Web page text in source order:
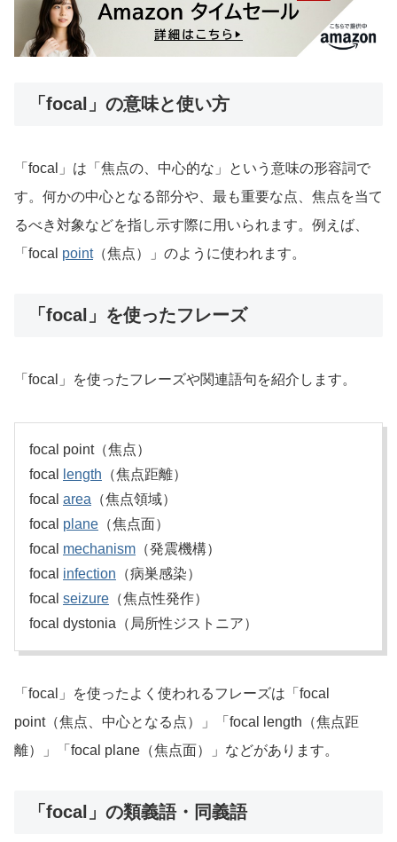
「focal」の意味と使い方
「focal」は「焦点の、中心的な」という意味の形容詞で
す。何かの中心となる部分や、最も重要な点、焦点を当て
るべき対象などを指し示す際に用いられます。例えば、
「focal point（焦点）」のように使われます。
「focal」を使ったフレーズ
「focal」を使ったフレーズや関連語句を紹介します。
focal point（焦点）
focal
length （焦点距離）
focal area （焦点領域）
focal plane （焦点面）
focal mechanism （発震機構）
focal infection （病巣感染）
focal seizure （焦点性発作）
focal dystonia（局所性ジストニア）
「focal」を使ったよく使われるフレーズは「focal
point（焦点、中心となる点）」「focal length（焦点距
離）」「focal plane（焦点面）」などがあります。
「focal」の類義語・同義語